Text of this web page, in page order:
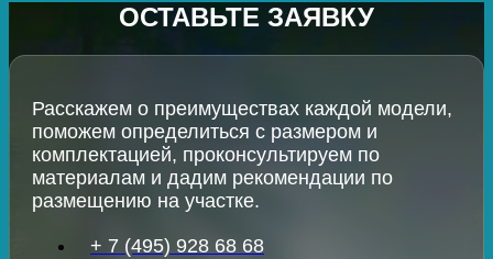
ОСТАВЬТЕ ЗАЯВКУ
Расскажем о преимуществах каждой модели,
поможем определиться с размером и
комплектацией, проконсультируем по
материалам и дадим рекомендации по
размещению на участке.
+ 7 (495) 928 68 68